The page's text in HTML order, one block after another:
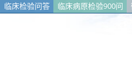
临床检验问答 临床病原检验900问